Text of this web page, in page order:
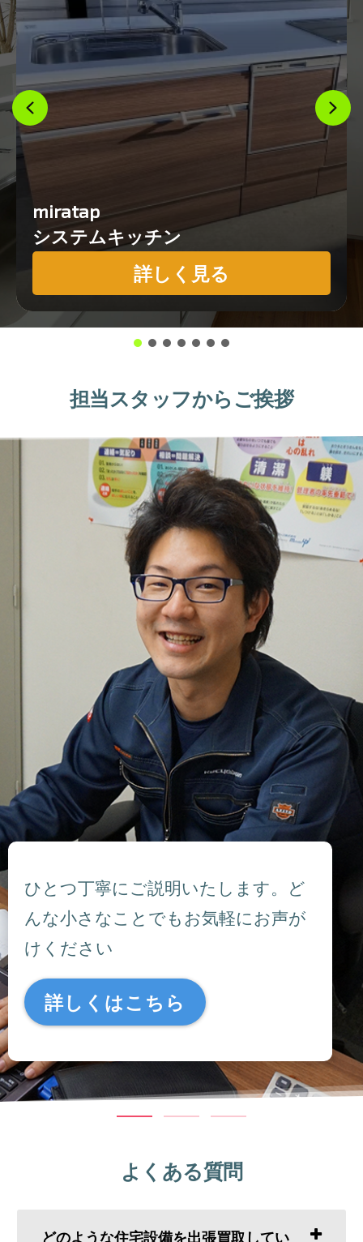
miratap
システムキッチン
詳しく見る
担当スタッフからご挨拶
ひとつ丁寧にご説明いたします。ど
んな小さなことでもお気軽にお声が
けください
詳しくはこちら
よくある質問
どのような住宅設備を出張買取してい